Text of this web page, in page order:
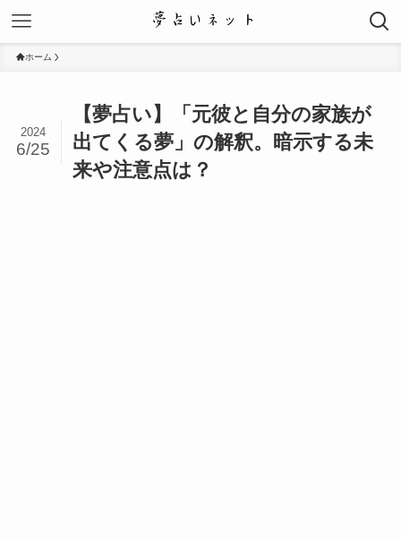
ホーム
【夢占い】「元彼と自分の家族が
出てくる夢」の解釈。暗示する未
来や注意点は？
2024
6/25